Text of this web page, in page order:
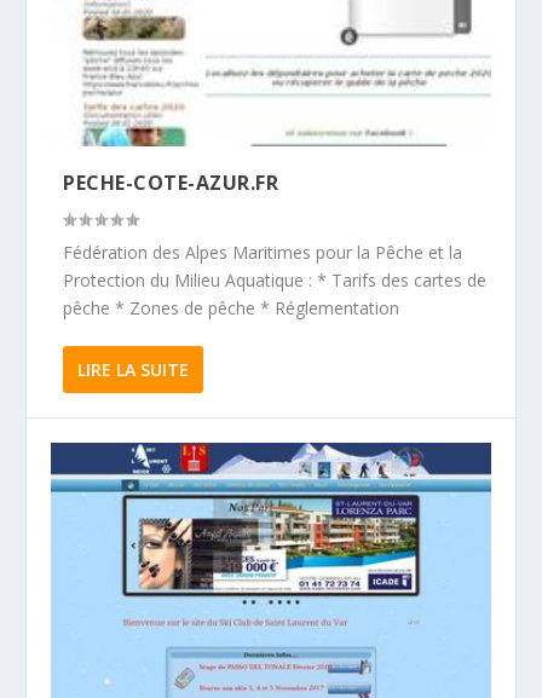
PECHE-COTE-AZUR.FR
Fédération des Alpes Maritimes pour la Pêche et la
Protection du Milieu Aquatique : * Tarifs des cartes de
pêche * Zones de pêche * Réglementation
LIRE LA SUITE